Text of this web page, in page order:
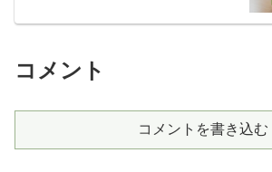
コメント
コメントを書き込む